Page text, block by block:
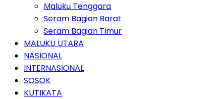
Maluku Tenggara
Seram Bagian Barat
Seram Bagian Timur
MALUKU UTARA
NASIONAL
INTERNASIONAL
SOSOK
KUTIKATA